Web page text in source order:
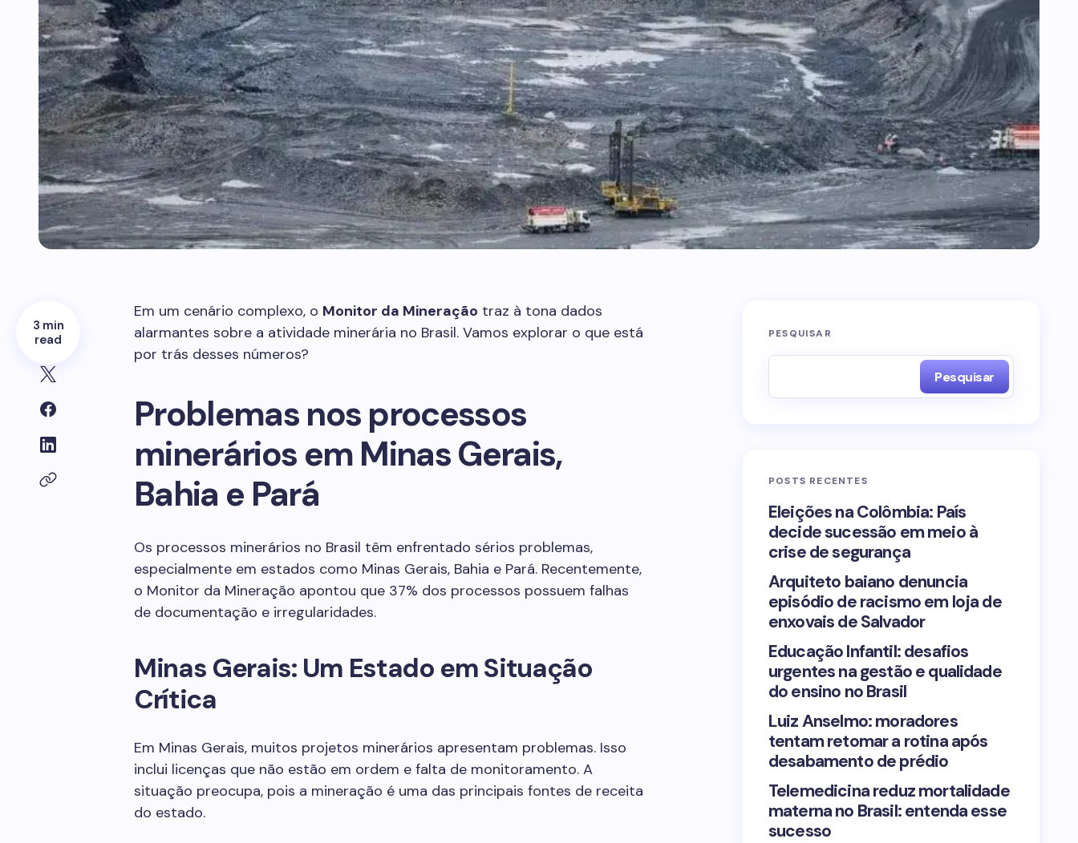
3 min
read
Em um cenário complexo, o Monitor da Mineração traz à tona dados
alarmantes sobre a atividade minerária no Brasil. Vamos explorar o que está
por trás desses números?
Problemas nos processos
minerários em Minas Gerais,
Bahia e Pará
Os processos minerários no Brasil têm enfrentado sérios problemas,
especialmente em estados como Minas Gerais, Bahia e Pará. Recentemente,
o Monitor da Mineração apontou que 37% dos processos possuem falhas
de documentação e irregularidades.
Minas Gerais: Um Estado em Situação
Crítica
Em Minas Gerais, muitos projetos minerários apresentam problemas. Isso
inclui licenças que não estão em ordem e falta de monitoramento. A
situação preocupa, pois a mineração é uma das principais fontes de receita
do estado.
PESQUISAR
Pesquisar
POSTS RECENTES
Eleições na Colômbia: País
decide sucessão em meio à
crise de segurança
Arquiteto baiano denuncia
episódio de racismo em loja de
enxovais de Salvador
Educação Infantil: desafios
urgentes na gestão e qualidade
do ensino no Brasil
Luiz Anselmo: moradores
tentam retomar a rotina após
desabamento de prédio
Telemedicina reduz mortalidade
materna no Brasil: entenda esse
sucesso